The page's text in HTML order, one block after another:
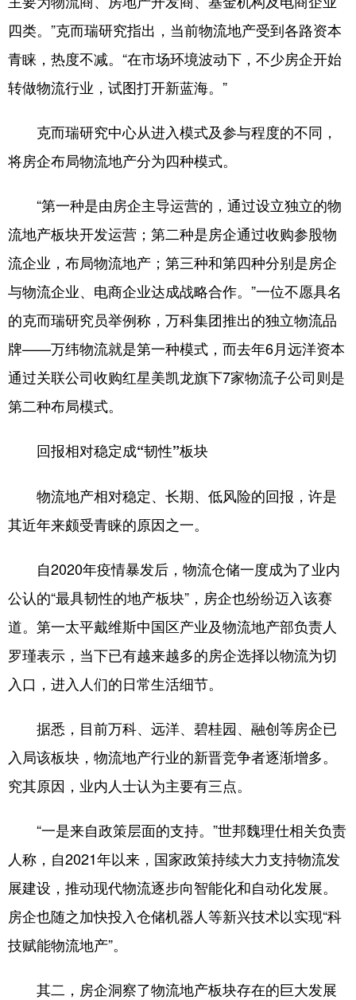
四类。”克而瑞研究指出，当前物流地产受到各路资本
青睐，热度不减。“在市场环境波动下，不少房企开始
转做物流行业，试图打开新蓝海。”
克而瑞研究中心从进入模式及参与程度的不同，
将房企布局物流地产分为四种模式。
“第一种是由房企主导运营的，通过设立独立的物
流地产板块开发运营；第二种是房企通过收购参股物
流企业，布局物流地产；第三种和第四种分别是房企
与物流企业、电商企业达成战略合作。”一位不愿具名
的克而瑞研究员举例称，万科集团推出的独立物流品
牌——万纬物流就是第一种模式，而去年6月远洋资本
通过关联公司收购红星美凯龙旗下7家物流子公司则是
第二种布局模式。
回报相对稳定成“韧性”板块
物流地产相对稳定、长期、低风险的回报，许是
其近年来颇受青睐的原因之一。
自2020年疫情暴发后，物流仓储一度成为了业内
公认的“最具韧性的地产板块”，房企也纷纷迈入该赛
道。第一太平戴维斯中国区产业及物流地产部负责人
罗瑾表示，当下已有越来越多的房企选择以物流为切
入口，进入人们的日常生活细节。
据悉，目前万科、远洋、碧桂园、融创等房企已
入局该板块，物流地产行业的新晋竞争者逐渐增多。
究其原因，业内人士认为主要有三点。
“一是来自政策层面的支持。”世邦魏理仕相关负责
人称，自2021年以来，国家政策持续大力支持物流发
展建设，推动现代物流逐步向智能化和自动化发展。
房企也随之加快投入仓储机器人等新兴技术以实现“科
技赋能物流地产”。
其二，房企洞察了物流地产板块存在的巨大发展